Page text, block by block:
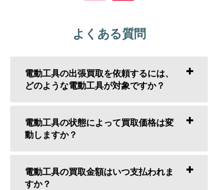
よくある質問
電動工具の出張買取を依頼するには、
どのような電動工具が対象ですか？
電動工具の状態によって買取価格は変
動しますか？
電動工具の買取金額はいつ支払われま
すか？